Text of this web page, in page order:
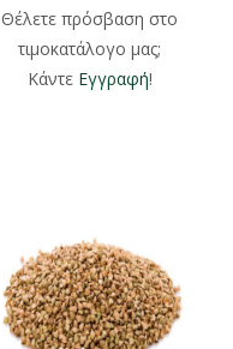
500gr
Θέλετε πρόσβαση στο
τιμοκατάλογο μας;
Κάντε Εγγραφή!